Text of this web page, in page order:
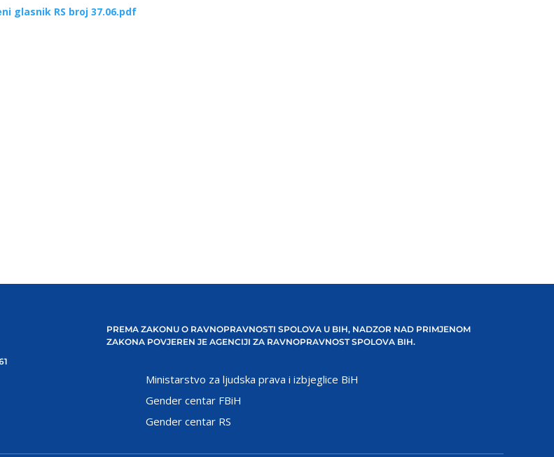
glasnik RS broj 37.06.pdf
PREMA ZAKONU O RAVNOPRAVNOSTI SPOLOVA U BIH, NADZOR NAD PRIMJENOM
ZAKONA POVJEREN JE AGENCIJI ZA RAVNOPRAVNOST SPOLOVA BIH.
Ministarstvo za ljudska prava i izbjeglice BiH
Gender centar FBiH
Gender centar RS